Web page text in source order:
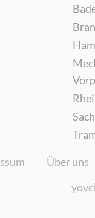
Über uns